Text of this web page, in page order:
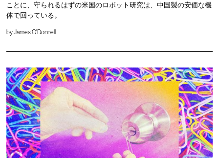
ことに、守られるはずの米国のロボット研究は、中国製の安価な機
体で回っている。
byJames O'Donnell